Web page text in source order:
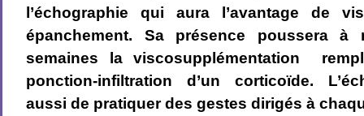
l’échographie qui aura l’avantage de
épanchement. Sa présence poussera
semaines la viscosupplémentation
ponction-infiltration d’un corticoïde.
aussi de pratiquer des gestes dirigés à